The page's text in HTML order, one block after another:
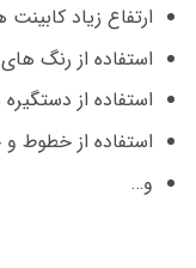
ارتفاع زیاد
استفاده از رنگ
استفاده از
استفاده از خطوط
و…